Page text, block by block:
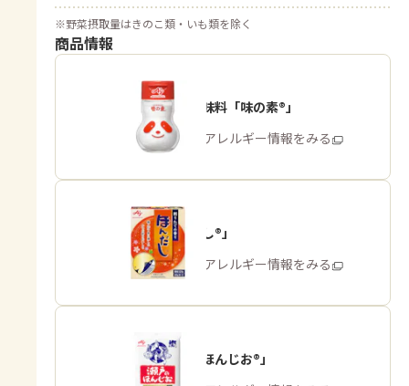
※野菜摂取量はきのこ類・いも類を除く
商品情報
うま味調味料「味の素®」
商品・アレルギー情報をみる
「ほんだし®」
商品・アレルギー情報をみる
「瀬戸のほんじお®」